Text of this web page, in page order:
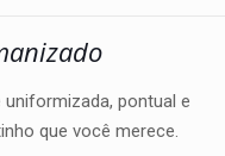
uniformizada, pontual e
que você merece.